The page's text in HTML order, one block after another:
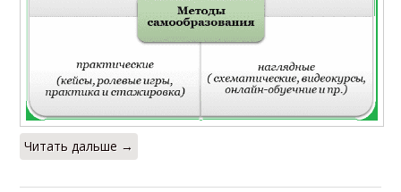
Читать дальше →